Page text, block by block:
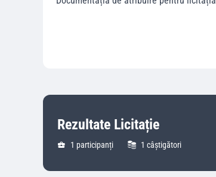
Rezultate Licitație
1 participanți 1 câștigători